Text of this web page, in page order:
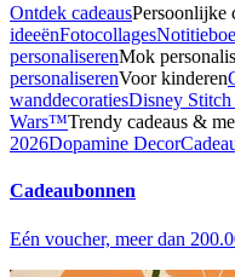
Ontdek cadeausPersoonlijke
ideeënFotocollages
personaliserenMok
personaliserenVoor kinderen
wanddecoratiesDisney Stitch
Wars™Trendy cadeaus &
2026Dopamine Decor
Cadeaubonnen
Eén voucher, meer dan